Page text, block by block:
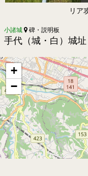
リア
小諸城 碑・説明板
手代（城・白）城
+
−